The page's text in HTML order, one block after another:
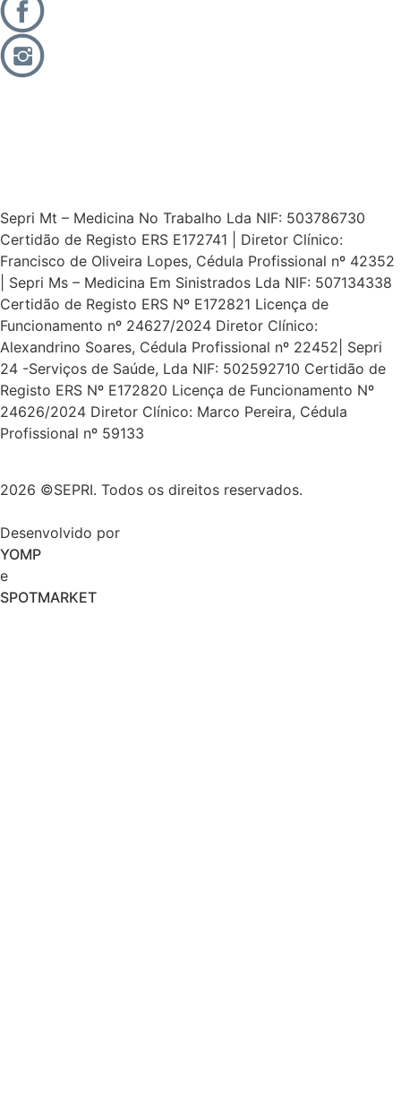
Sepri Mt – Medicina No Trabalho Lda NIF: 503786730
Certidão de Registo ERS E172741 | Diretor Clínico:
Francisco de Oliveira Lopes, Cédula Profissional nº 42352
| Sepri Ms – Medicina Em Sinistrados Lda NIF: 507134338
Certidão de Registo ERS Nº E172821 Licença de
Funcionamento nº 24627/2024 Diretor Clínico:
Alexandrino Soares, Cédula Profissional nº 22452| Sepri
24 -Serviços de Saúde, Lda NIF: 502592710 Certidão de
Registo ERS Nº E172820 Licença de Funcionamento Nº
24626/2024 Diretor Clínico: Marco Pereira, Cédula
Profissional nº 59133
2026 ©SEPRI. Todos os direitos reservados.
Desenvolvido por
YOMP
e
SPOTMARKET